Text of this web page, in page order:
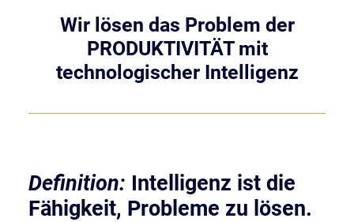
Wir lösen das Problem der
PRODUKTIVITÄT mit
technologischer Intelligenz
Definition: Intelligenz ist die
Fähigkeit, Probleme zu lösen.